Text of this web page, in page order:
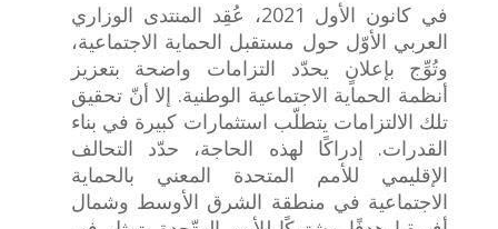
في كانون الأول 2021، عُقِد المنتدى الوزاري
العربي الأوّل حول مستقبل الحماية الاجتماعية،
وتُوِّج بإعلانٍ يحدّد التزامات واضحة بتعزيز
أنظمة الحماية الاجتماعية الوطنية. إلا أنّ تحقيق
تلك الالتزامات يتطلّب استثمارات كبيرة في بناء
القدرات. إدراكًا لهذه الحاجة، حدّد التحالف
الإقليمي للأمم المتحدة المعني بالحماية
الاجتماعية في منطقة الشرق الأوسط وشمال